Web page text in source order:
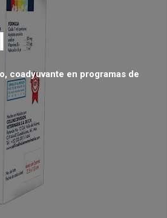
coadyuvante en programas de